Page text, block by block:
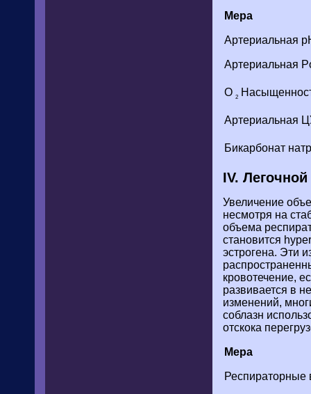
Мера
Артериальная
Артериальная
O 2
Артериальная
Бикарбонат
IV.
Увеличение
несмотря на
объема
становится
эстрогена. Эти
кровотечение,
развивается в
изменений,
соблазн
отскока
Мера